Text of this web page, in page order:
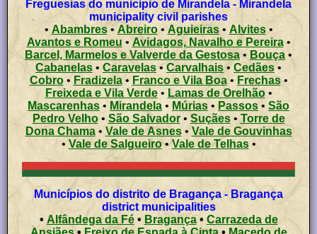
Freguesias do município de Mirandela - Mirandela
municipality civil parishes
• Abambres• Abreiro•Aguieiras• Alvites•
Avantos e Romeu • Avidagos, Navalho e Pereira•
Barcel, Marmelos e Valverde da Gestosa• Bouça •
Cabanelas • Caravelas•Carvalhais•Cedães•
Cobro• Fradizela• Franco e Vila Boa • Frechas•
Freixeda e Vila Verde• Lamas de Orelhão •
Mascarenhas • Mirandela •Múrias • Passos • São
Pedro Velho• São Salvador• Suçães•Torre de
Dona Chama • Vale de Asnes•Vale de Gouvinhas
• Vale de Salgueiro•Vale de Telhas•
Municípios do distrito de Bragança - Bragança
district municipalities
• Alfândega da Fé• Bragança• Carrazeda de